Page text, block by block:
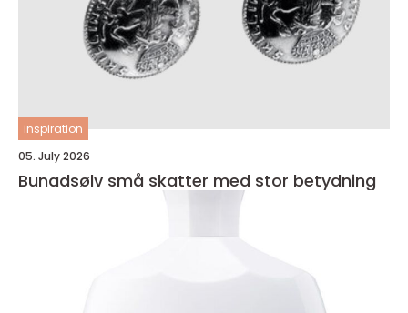
inspiration
05. July 2026
Bunadsølv små skatter med stor betydning